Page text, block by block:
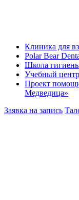
Клиника для
Polar Bear
Школа
Учебный центр
Проект
Медведица»
Заявка на запись